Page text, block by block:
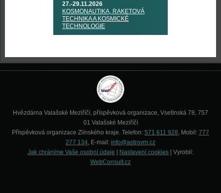
27.-29.11.2026
KOSMONAUTIKA, RAKETOVÁ
TECHNIKA A KOSMICKÉ
TECHNOLOGIE
Hvězdárna Valašské Meziříčí, příspěvková organizace, Vsetínská 78, 757
01 Valašské Meziříčí
Příspěvková organizace Zlínského kraje. Telefon: 571 611 928, Mobil: 777
277 134, E-mail: info@astrovm.cz
Jak chráníme Vaše osobní údaje
Nastavení cookies | Vyrobil:
WebConsult.cz